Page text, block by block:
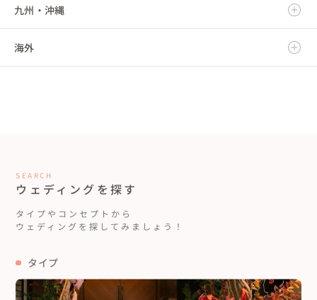
福島県
千葉県
東京都
三重県
石川県
福井県
京都府
大阪府
鳥取県
島根県
徳島県
香川県
愛媛県
九州・沖縄
福岡県
大分県
宮崎県
鹿児島県
海外
SEARCH
ウェディングを探す
タイプやコンセプトから
ウェディングを探してみましょう！
タイプ